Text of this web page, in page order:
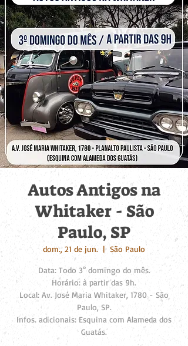
Autos Antigos na
Whitaker - São
Paulo, SP
dom., 21 de jun.
  |
São Paulo
Data: Todo 3° domingo do mês.
Horário: à partir das 9h.
Local: Av. José Maria Whitaker, 1780 - São
Paulo, SP.
Infos. adicionais: Esquina com Alameda dos
Guatás.